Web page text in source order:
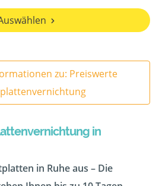
zu: Preiswerte
in
in Ruhe aus – Die